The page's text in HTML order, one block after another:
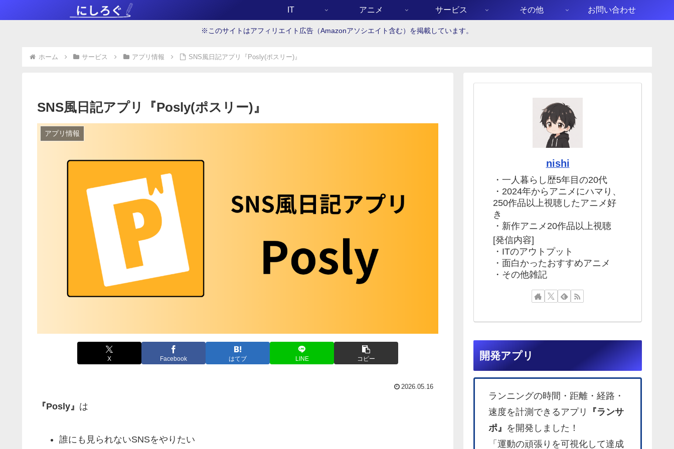
IT アニメ サービス その他 お問い合わせ
※このサイトはアフィリエイト広告（Amazonアソシエイト含む）を掲載しています。
ホーム サービス アプリ情報 SNS風日記アプリ『Posly(ポスリー)』
SNS風日記アプリ『Posly(ポスリー)』
アプリ情報
X Facebook はてブ LINE コピー
2026.05.16
『Posly』 は
誰にも見られないSNSをやりたい
nishi
・一人暮らし歴5年目の20代
・2024年からアニメにハマり、
250作品以上視聴したアニメ好
き
・新作アニメ20作品以上視聴
[発信内容]
・ITのアウトプット
・面白かったおすすめアニメ
・その他雑記
開発アプリ
ランニングの時間・距離・経路・
速度を計測できるアプリ
『ランサ
ポ』 を開発しました！
「運動の頑張りを可視化して達成